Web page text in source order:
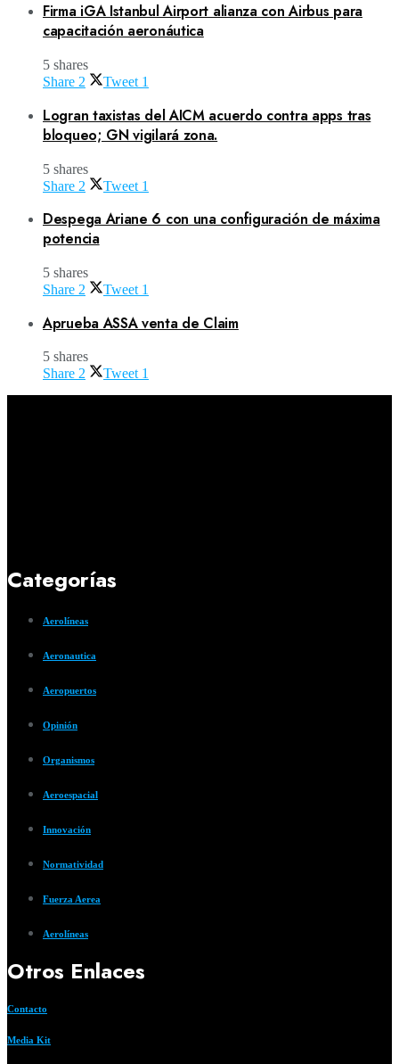
Firma iGA Istanbul Airport alianza con Airbus para
capacitación aeronáutica
5 shares
Share 2 Tweet 1
Logran taxistas del AICM acuerdo contra apps tras
bloqueo; GN vigilará zona.
5 shares
Share 2 Tweet 1
Despega Ariane 6 con una configuración de máxima
potencia
5 shares
Share 2 Tweet 1
Aprueba ASSA venta de Claim
5 shares
Share 2 Tweet 1
Categorías
Aerolíneas
Aeronautica
Aeropuertos
Opinión
Organismos
Aeroespacial
Innovación
Normatividad
Fuerza Aerea
Aerolíneas
Otros Enlaces
Contacto
Media Kit